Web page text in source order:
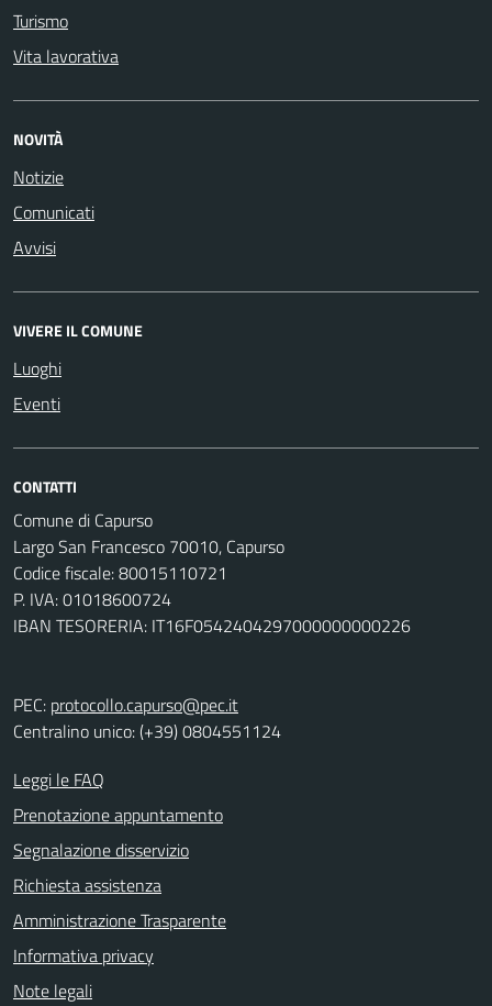
Turismo
Vita lavorativa
NOVITÀ
Notizie
Comunicati
Avvisi
VIVERE IL COMUNE
Luoghi
Eventi
CONTATTI
Comune di Capurso
Largo San Francesco 70010, Capurso
Codice fiscale: 80015110721
P. IVA: 01018600724
IBAN TESORERIA: IT16F0542404297000000000226
PEC: protocollo.capurso@pec.it
Centralino unico: (+39) 0804551124
Leggi le FAQ
Prenotazione appuntamento
Segnalazione disservizio
Richiesta assistenza
Amministrazione Trasparente
Informativa privacy
Note legali